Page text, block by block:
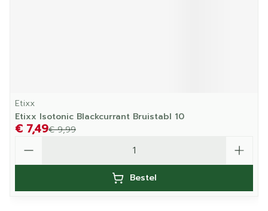
Etixx
Etixx Isotonic Blackcurrant Bruistabl 10
€ 9,99
€ 7,49
Bestel